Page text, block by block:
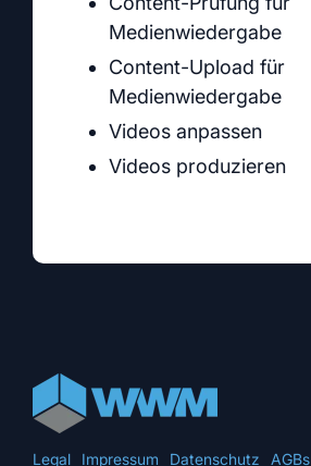
Medienwiedergabe
Content-Upload für
Medienwiedergabe
Videos anpassen
Videos produzieren
Legal Impressum Datenschutz AGBs